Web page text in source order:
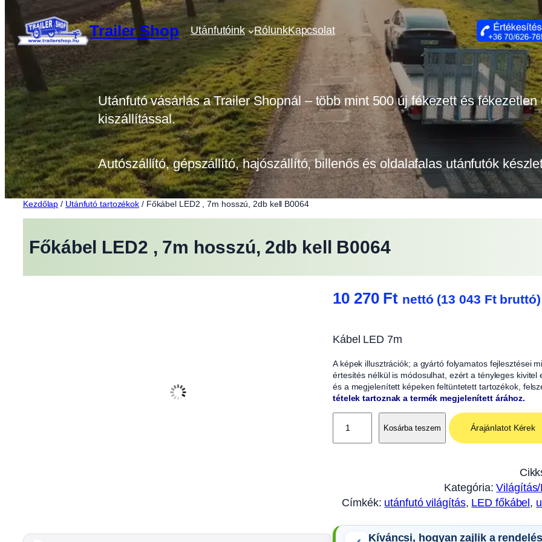
Ugrás
tartalomhoz
Trailer Shop Utánfutóink RólunkKapcsolat
Utánfutó vásárlás a Trailer Shopnál – több mint 500 új fékezett és
kiszállítással.
Autószállító, gépszállító, hajószállító, billenős és oldalafalas utánfutók
Kezdőlap / Utánfutó tartozékok / Főkábel LED2 , 7m hosszú, 2db kell B0064
Főkábel LED2 , 7m hosszú, 2db kell B0064
10 270 Ft nettó (13 043 Ftbruttó)
Kábel LED 7m
A képek illusztrációk; a gyártó folyamatos fejlesztései
értesítés nélkül is módosulhat, ezért a tényleges
és a megjelenített képeken feltüntetett tartozékok,
tételek tartoznak a termék megjelenített árához.
L
Kosárba teszem Árajánlatot Kérek
Kategória:
Címkék: utánfutó világítás, LED főkábel,
Kíváncsi, hogyan zajlik a